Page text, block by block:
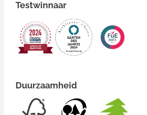
Testwinnaar
Duurzaamheid